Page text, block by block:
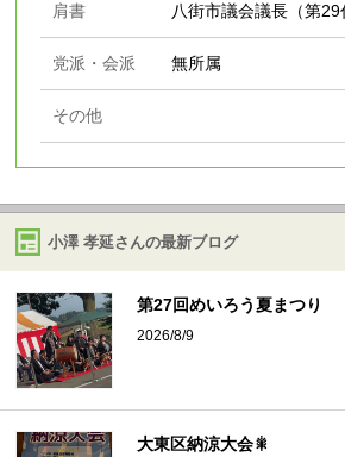
肩書 八街市議会議長（第29
党派・会派 無所属
その他
小澤 孝延さんの最新ブログ
第27回めいろう夏まつり⁡
2026/8/9
大東区納涼大会⁡🎇